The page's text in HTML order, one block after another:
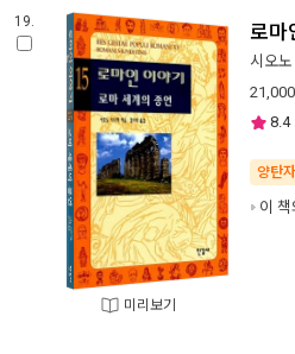
19.
미리보기
로마
시오
21,000
8.4
양탄
이